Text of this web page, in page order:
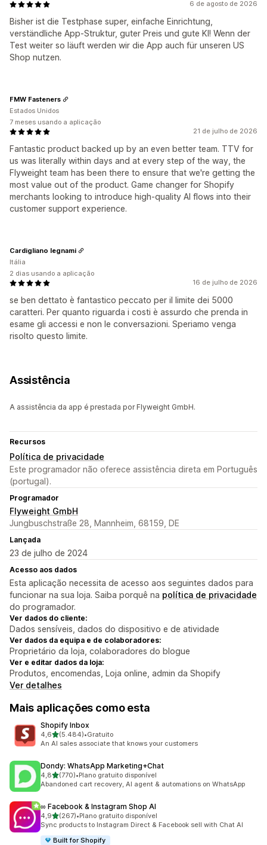
6 de agosto de 2026
Bisher ist die Testphase super, einfache Einrichtung,
verständliche App-Struktur, guter Preis und gute KI! Wenn der
Test weiter so läuft werden wir die App auch für unseren US
Shop nutzen.
21 de julho de 2026
Fantastic product backed up by an even better team. TTV for
us was literally within days and at every step of the way, the
Flyweight team has been there to ensure that we're getting the
most value out of the product. Game changer for Shopify
merchants looking to introduce high-quality AI flows into their
customer support experience.
FMW Fasteners
Estados Unidos
7 meses usando a aplicação
16 de julho de 2026
se ben dettato è fantastico peccato per il limite dei 5000
caratteri. Per quanto riguarda i costi è assurdo che prenda in
esame gli accessi e non le conversazioni. Speriamo venga
risolto questo limite.
Cardigliano legnami
Itália
2 dias usando a aplicação
Assistência
A assistência da app é prestada por Flyweight GmbH.
Recursos
Política de privacidade
Este programador não oferece assistência direta em Português
(portugal).
Programador
Flyweight GmbH
Jungbuschstraße 28, Mannheim, 68159, DE
Lançada
23 de julho de 2024
Acesso aos dados
Esta aplicação necessita de acesso aos seguintes dados para
funcionar na sua loja. Saiba porquê na política de privacidade
do programador.
Ver dados do cliente:
Dados sensíveis, dados do dispositivo e de atividade
Ver dados da equipa e de colaboradores:
Proprietário da loja, colaboradores do blogue
Ver e editar dados da loja:
Produtos, encomendas, Loja online, admin da Shopify
Ver detalhes
Mais aplicações como esta
Shopify Inbox
4,6de 5 estrelas
(5.484)
5484 total de avaliações
•Gratuito
An AI sales associate that knows your customers
Dondy: WhatsApp Marketing+Chat
4,8de 5 estrelas
(770)
770 total de avaliações
•Plano gratuito disponível
Abandoned cart recovery, AI agent & automations on WhatsApp
∞ Facebook & Instagram Shop AI
4,9de 5 estrelas
(267)
267 total de avaliações
•Plano gratuito disponível
Sync products to Instagram Direct & Facebook sell with Chat AI
Built for Shopify